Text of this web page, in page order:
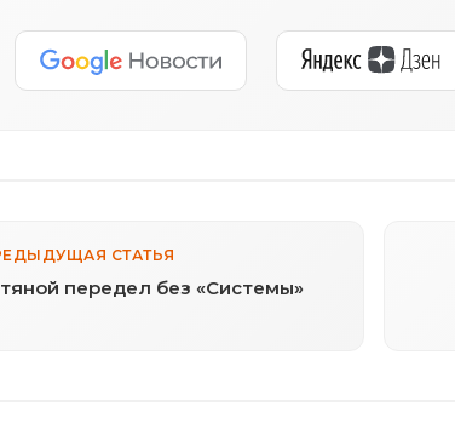
СТАТЬЯ
передел без «Системы»